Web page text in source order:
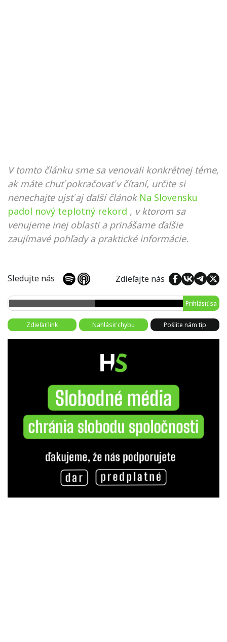
V tomto článku sme sa venovali konkrétnej téme,
ak máte chuť pokračovať v čítaní, určite si
nenechajte ujsť aj ďalší článok Na Slovensku
padol nový teplotný rekord , v ktorom sa
venujeme inej oblasti a prinášame ďalšie
zaujímavé pohľady a praktické informácie.
Sledujte nás Zdieľajte nás
Prihlásiť sa
Zdieľať link Nahlásiť chybu Pošlite nám tip